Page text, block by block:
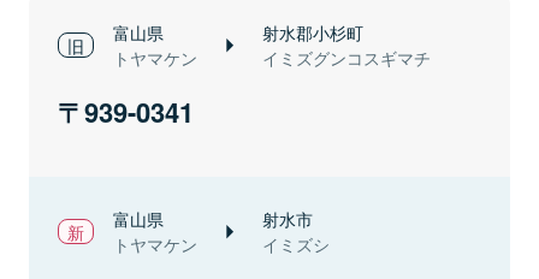
富山県
トヤマケン
射水郡小杉町
イミズグンコスギマチ
939-0341
富山県
トヤマケン
射水市
イミズシ